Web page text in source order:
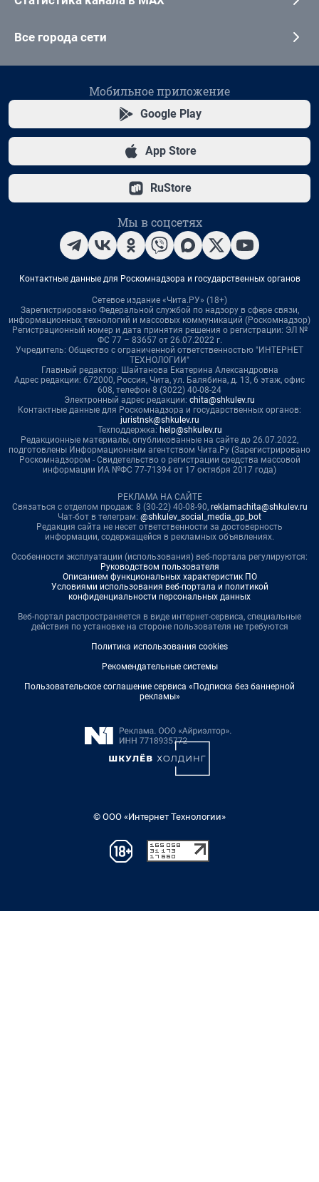
Все города сети
Мобильное приложение
Google Play
App Store
RuStore
Мы в соцсетях
Контактные данные для Роскомнадзора и государственных органов
Сетевое издание «Чита.РУ» (18+)
Зарегистрировано Федеральной службой по надзору в сфере связи,
информационных технологий и массовых коммуникаций (Роскомнадзор)
Регистрационный номер и дата принятия решения о регистрации: ЭЛ №
ФС 77 – 83657 от 26.07.2022 г.
Учредитель: Общество с ограниченной ответственностью "ИНТЕРНЕТ
ТЕХНОЛОГИИ"
Главный редактор: Шайтанова Екатерина Александровна
Адрес редакции: 672000, Россия, Чита, ул. Балябина, д. 13, 6 этаж, офис
608, телефон 8 (3022) 40-08-24
Электронный адрес редакции: chita@shkulev.ru
Контактные данные для Роскомнадзора и государственных органов:
juristnsk@shkulev.ru
Техподдержка: help@shkulev.ru
Редакционные материалы, опубликованные на сайте до 26.07.2022,
подготовлены Информационным агентством Чита.Ру (Зарегистрировано
Роскомнадзором - Свидетельство о регистрации средства массовой
информации ИА №ФС 77-71394 от 17 октября 2017 года)
РЕКЛАМА НА САЙТЕ
Связаться с отделом продаж: 8 (30-22) 40-08-90, reklamachita@shkulev.ru
Чат-бот в телеграм: @shkulev_social_media_gp_bot
Редакция сайта не несет ответственности за достоверность
информации, содержащейся в рекламных объявлениях.
Особенности эксплуатации (использования) веб-портала регулируются:
Руководством пользователя
Описанием функциональных характеристик ПО
Условиями использования веб-портала и политикой
конфиденциальности персональных данных
Веб-портал распространяется в виде интернет-сервиса, специальные
действия по установке на стороне пользователя не требуются
Политика использования cookies
Рекомендательные системы
Пользовательское соглашение сервиса «Подписка без баннерной
рекламы»
© ООО «Интернет Технологии»